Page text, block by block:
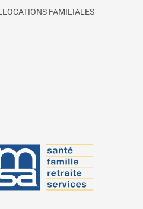
FAMILIALES